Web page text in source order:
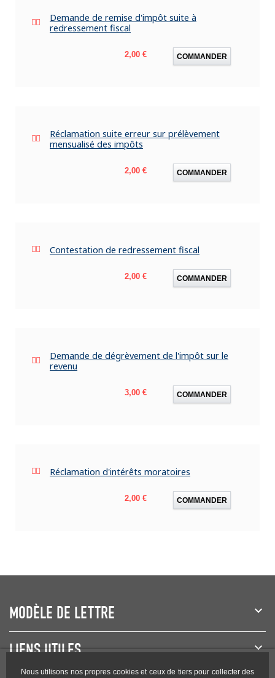
Nous utilisons nos propres cookies et ceux de tiers pour collecter des
Demande de remise d'impôt suite à
redressement fiscal
Prix
2,00 € COMMANDER
Réclamation suite erreur sur prélèvement
mensualisé des impôts
Prix
2,00 € COMMANDER
Contestation de redressement fiscal
Prix
2,00 € COMMANDER
Demande de dégrèvement de l'impôt sur le
revenu
Prix
3,00 € COMMANDER
Réclamation d'intérêts moratoires
Prix
2,00 € COMMANDER
MODÈLE DE LETTRE
LIENS UTILES